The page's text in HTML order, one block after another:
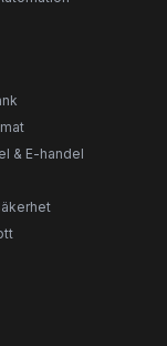
& E-handel